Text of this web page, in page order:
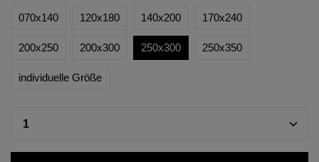
070x140 120x180 140x200 170x240
200x250 200x300 250x300 250x350
individuelle Größe